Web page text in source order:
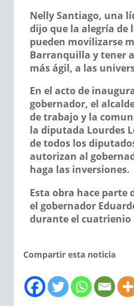
Nelly Santiago, una
dijo que la alegría de
pueden movilizarse
Barranquilla y tener
más ágil, a las
En el acto de
gobernador, el
de trabajo y la
la diputada Lourdes
de todos los
autorizan al
haga las inversiones.
Esta obra hace parte
el gobernador
durante el cuatrienio
Compartir esta noticia